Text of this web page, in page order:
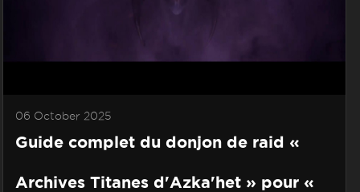
06 October 2025
Guide complet du donjon de raid «
Archives Titanes d'Azka'het » pour «